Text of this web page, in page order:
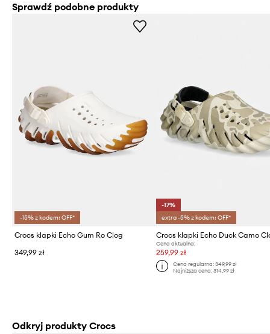
Sprawdź podobne produkty
-15% z kodem: OFF*
Crocs klapki Echo Gum Ro Clog
349,99 zł
-17%
extra -5% z kodem: OFF*
Crocs klapki Echo Duck Camo
Cena aktualna:
259,99 zł
Cena regularna: 349,99 zł
Najniższa cena: 314,99 zł
Odkryj produkty Crocs